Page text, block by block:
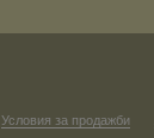
Условия за продажби